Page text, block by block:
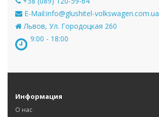
E-Mail:info@glushitel-volkswagen.com.ua
Львов, Ул. Городоцкая 260
9:00 - 18:00
Информация
О нас